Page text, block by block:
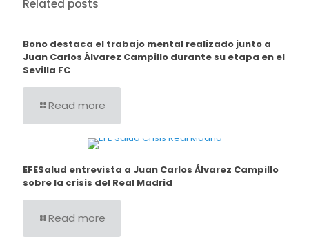
Related posts
Bono destaca el trabajo mental realizado junto a
Juan Carlos Álvarez Campillo durante su etapa en el
Sevilla FC
Read more
EFESalud entrevista a Juan Carlos Álvarez Campillo
sobre la crisis del Real Madrid
Read more